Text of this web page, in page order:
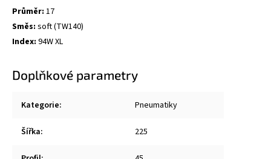
Průměr: 17
Směs: soft (TW140)
Index: 94W XL
Doplňkové parametry
Kategorie: Pneumatiky
Šířka: 225